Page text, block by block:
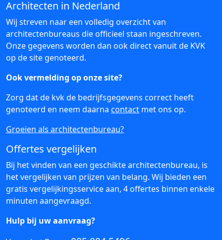
Architecten in Nederland
Wij streven naar een volledig overzicht van
architectenbureaus die officieel staan ingeschreven.
Onze gegevens worden dan ook direct vanuit de KVK
op de site genoteerd.
Ook vermelding op onze site?
Zorg dat de kvk de bedrijfsgegevens correct heeft
genoteerd en neem daarna contact met ons op.
Groeien als architectenbureau?
Offertes vergelijken
Bij het vinden van een geschikte architectenbureau, is
het vergelijken van prijzen van belang. Wij bieden een
gratis vergelijkingsservice aan, 4 offertes binnen enkele
minuten aangevraagd.
Hulp bij uw aanvraag?